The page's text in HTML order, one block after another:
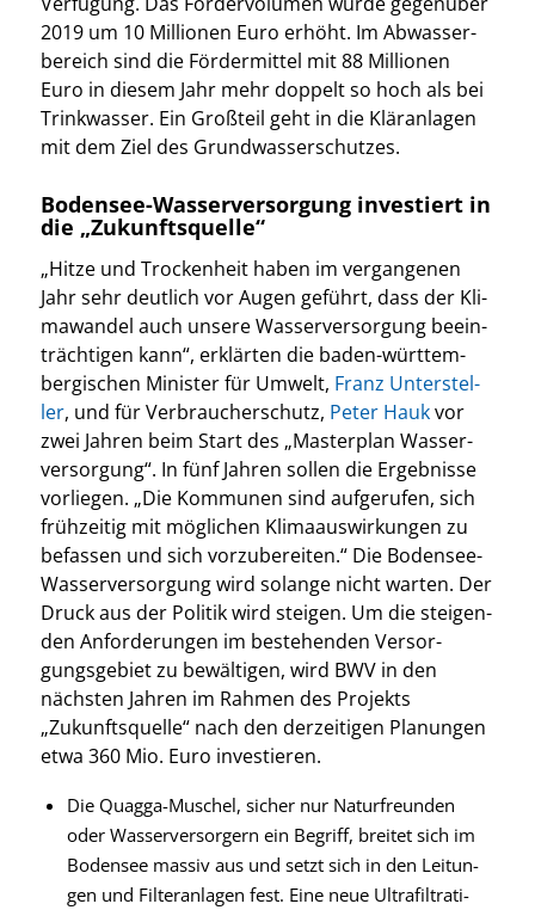
2019 um 10 Mil­lio­nen Euro erhöht. Im Abwas­ser­
be­reich sind die För­der­mit­tel mit 88 Mil­lio­nen
Euro in die­sem Jahr mehr dop­pelt so hoch als bei
Trink­was­ser. Ein Groß­teil geht in die Klär­an­la­gen
mit dem Ziel des Grund­was­ser­schut­zes.
Bodensee-Wasserversorgung investiert in
die „Zukunftsquelle“
„Hit­ze und Tro­cken­heit haben im ver­gan­ge­nen
Jahr sehr deut­lich vor Augen geführt, dass der Kli­
ma­wan­del auch unse­re Was­ser­ver­sor­gung beein­
träch­ti­gen kann“, erklär­ten die baden-würt­tem­
ber­gi­schen Minis­ter für Umwelt, Franz Unter­stel­
ler, und für Ver­brau­cher­schutz, Peter Haukvor
zwei Jah­ren beim Start des „Mas­ter­plan Was­ser­
ver­sor­gung“. In fünf Jah­ren sol­len die Ergeb­nis­se
vor­lie­gen. „Die Kom­mu­nen sind auf­ge­ru­fen, sich
früh­zei­tig mit mög­li­chen Kli­ma­aus­wir­kun­gen zu
befas­sen und sich vor­zu­be­rei­ten.“ Die Boden­see-
Was­ser­ver­sor­gung wird solan­ge nicht war­ten. Der
Druck aus der Poli­tik wird stei­gen. Um die stei­gen­
den Anfor­de­run­gen im bestehen­den Ver­sor­
gungs­ge­biet zu bewäl­ti­gen, wird BWV in den
nächs­ten Jah­ren im Rah­men des Pro­jekts
„Zukunfts­quel­le“ nach den der­zei­ti­gen Pla­nun­gen
etwa 360 Mio. Euro inves­tie­ren.
Die Quag­ga-Muschel, sicher nur Natur­freun­den
oder Was­ser­ver­sor­gern ein Begriff, brei­tet sich im
Boden­see mas­siv aus und setzt sich in den Lei­tun­
gen und Fil­ter­an­la­gen fest. Eine neue Ultra­fil­tra­ti­